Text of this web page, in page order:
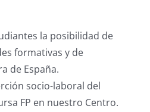
la posibilidad de
formativas y de
de España.
socio-laboral del
FP en nuestro Centro.